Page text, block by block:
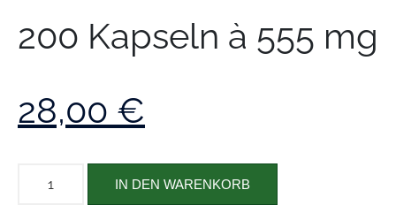
200 Kapseln à 555 mg
28,00 €
IN DEN WARENKORB